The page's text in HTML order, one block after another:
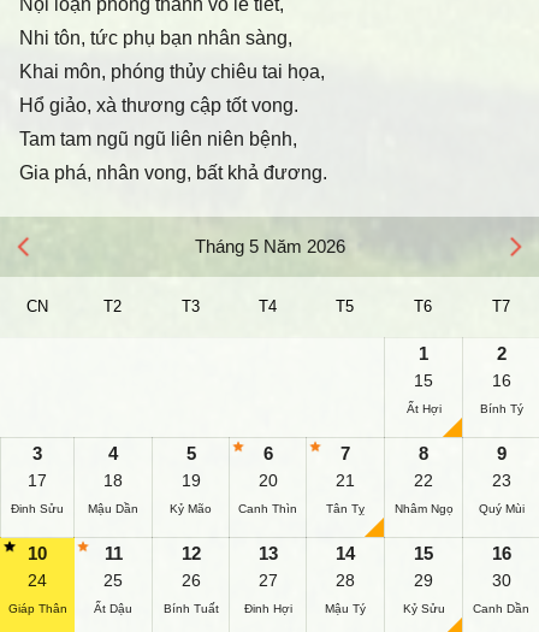
Nội loạn phong thanh vô lễ tiết,
Nhi tôn, tức phụ bạn nhân sàng,
Khai môn, phóng thủy chiêu tai họa,
Hổ giảo, xà thương cập tốt vong.
Tam tam ngũ ngũ liên niên bệnh,
Gia phá, nhân vong, bất khả đương.
Tháng 5 Năm 2026
CN T2 T3 T4 T5 T6 T7
1
15
Ất Hợi
2
16
Bính Tý
3
17
Đinh Sửu
4
18
Mậu Dần
5
19
Kỷ Mão
6
20
Canh Thìn
7
21
Tân Tỵ
8
22
Nhâm Ngọ
9
23
Quý Mùi
10
24
Giáp Thân
11
25
Ất Dậu
12
26
Bính Tuất
13
27
Đinh Hợi
14
28
Mậu Tý
15
29
Kỷ Sửu
16
30
Canh Dần